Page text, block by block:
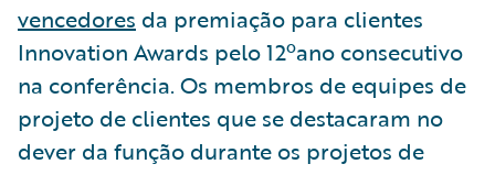
vencedores da premiação para clientes
Innovation Awards pelo 12ºano consecutivo
na conferência. Os membros de equipes de
projeto de clientes que se destacaram no
dever da função durante os projetos de